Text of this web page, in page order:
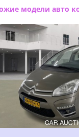
модели авто